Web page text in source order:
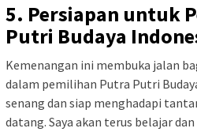
5. Persiapan untuk
Putri Budaya
Kemenangan ini membuka jalan
dalam pemilihan Putra Putri
senang dan siap menghadapi
datang. Saya akan terus belajar